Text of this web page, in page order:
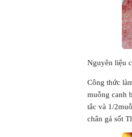
Nguyên liệu
Công thức
muỗng canh
tắc và 1/
chân gả sốt